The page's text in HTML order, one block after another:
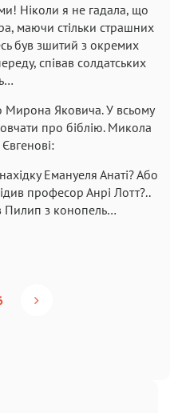
Ніколи я не гадала, що
маючи стільки страшних
був зшитий з окремих
співав солдатських
Мирона Яковича. У всьому
про біблію. Микола
Емануеля Анаті? Або
професор Анрі Лотт?..
Пилип з конопель…